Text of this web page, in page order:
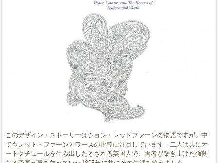
このデザイン・ストーリーはジョン・レッドファーンの物語ですが、中
でもレッド・ファーンとワースの比較に注目しています。二人は共にオ
ートクチュールを生み出したとされる英国人で、両者が築き上げた強靭